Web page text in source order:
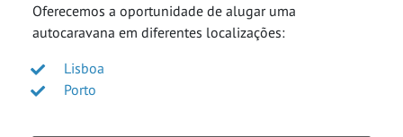
Oferecemos a oportunidade de alugar uma
autocaravana em diferentes localizações:
Lisboa
Porto